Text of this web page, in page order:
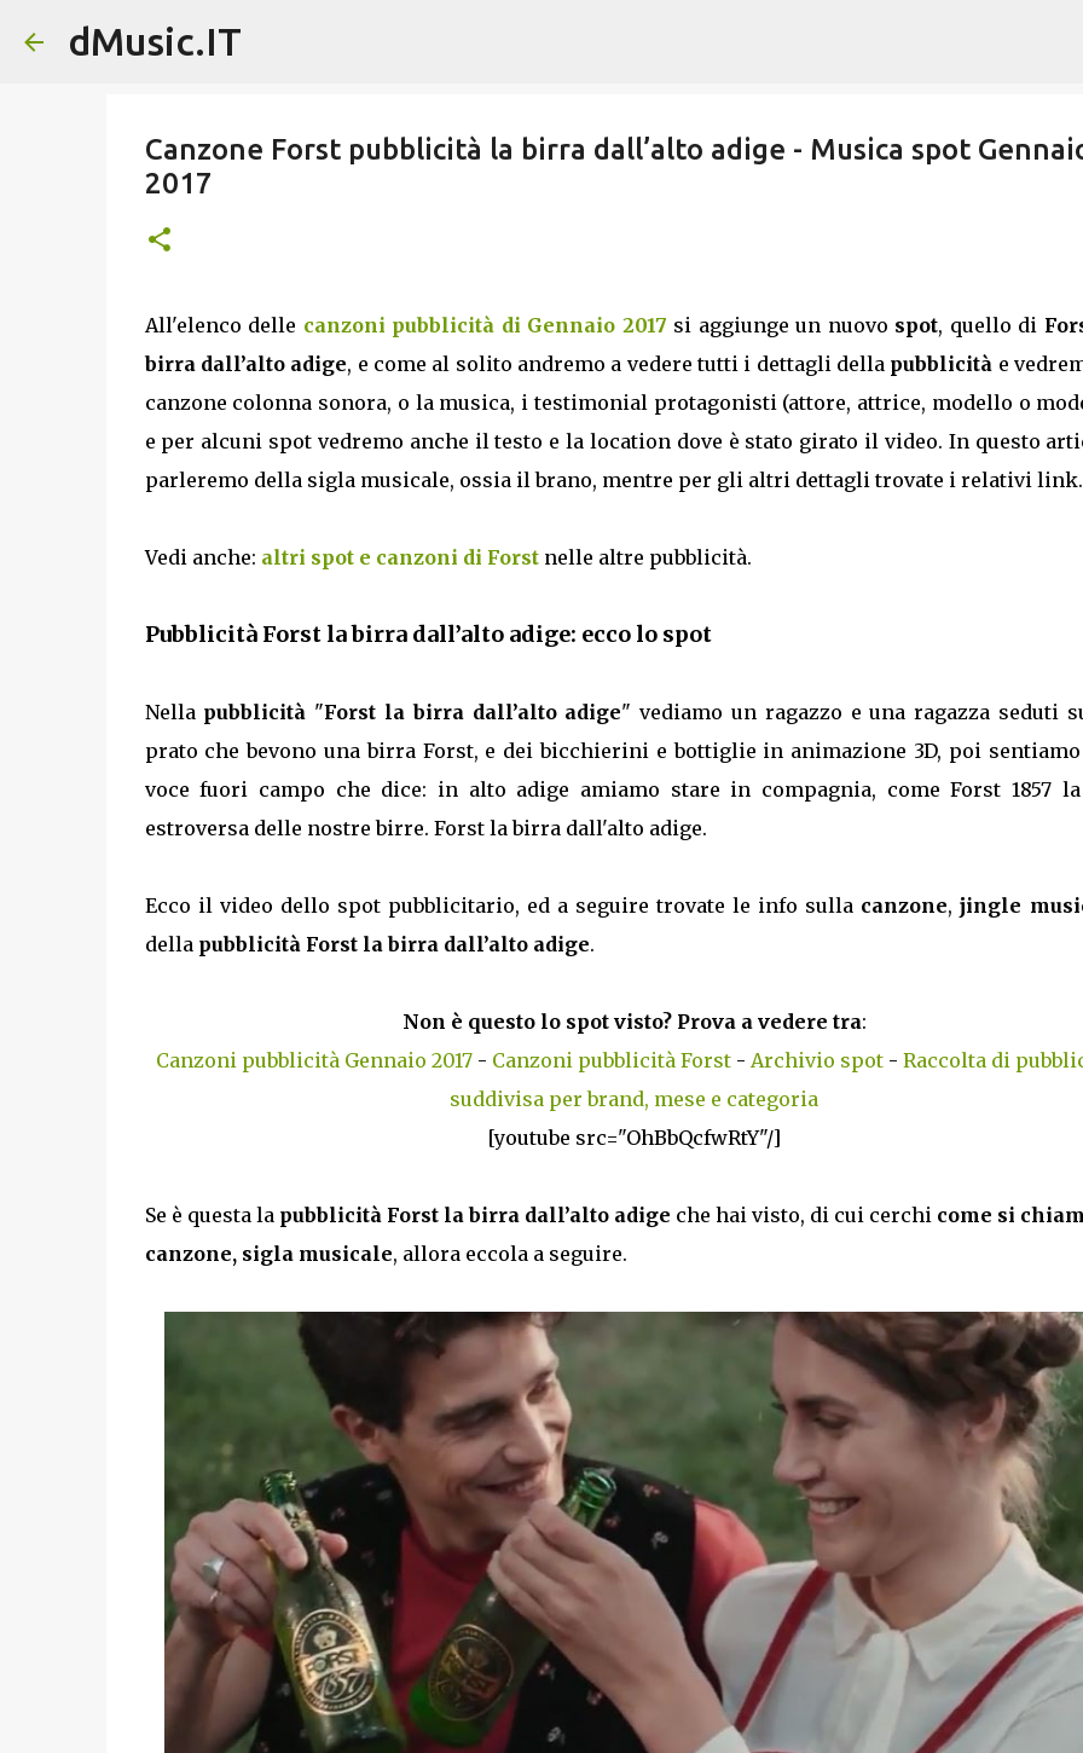
dMusic.IT
Canzone Forst pubblicità la birra dall’alto adige - Musica spot
2017
All'elenco delle canzoni pubblicità di Gennaio 2017 si aggiunge un nuovo spot, quello di
birra dall’alto adige, e come al solito andremo a vedere tutti i dettagli della pubblicità e
canzone colonna sonora, o la musica, i testimonial protagonisti (attore, attrice, modello o
e per alcuni spot vedremo anche il testo e la location dove è stato girato il video. In questo
parleremo della sigla musicale, ossia il brano, mentre per gli altri dettagli trovate i relativi link.
Vedi anche: altri spot e canzoni di Forstnelle altre pubblicità.
Pubblicità Forst la birra dall’alto adige: ecco lo spot
Nella pubblicità "Forst la birra dall’alto adige" vediamo un ragazzo e una ragazza seduti
prato che bevono una birra Forst, e dei bicchierini e bottiglie in animazione 3D, poi
voce fuori campo che dice: in alto adige amiamo stare in compagnia, come Forst 1857
estroversa delle nostre birre. Forst la birra dall'alto adige.
Ecco il video dello spot pubblicitario, ed a seguire trovate le info sulla canzone,jingle
della pubblicità Forst la birra dall’alto adige.
Non è questo lo spot visto? Prova a vedere tra:
Canzoni pubblicità Gennaio 2017- Canzoni pubblicità Forst- Archivio spot- Raccolta di
suddivisa per brand, mese e categoria
[youtube src="OhBbQcfwRtY"/]
Se è questa la pubblicità Forst la birra dall’alto adige che hai visto, di cui cerchi come si
canzone, sigla musicale, allora eccola a seguire.